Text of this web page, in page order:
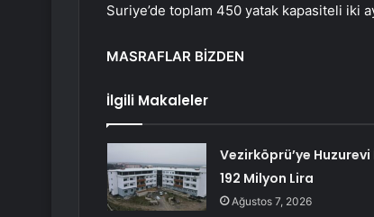
Suriye’de toplam 450 yatak kapasiteli iki
MASRAFLAR BİZDEN
İlgili Makaleler
Vezirköprü’ye Huzurevi
192 Milyon Lira
Ağustos 7, 2026